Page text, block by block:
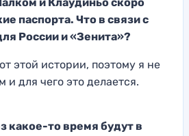
и Клаудиньо скоро
паспорта. Что в связи с
России и «Зенита»?
этой истории, поэтому я не
и для чего это делается.
какое-то время будут в